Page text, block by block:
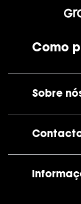
Como
Sobre